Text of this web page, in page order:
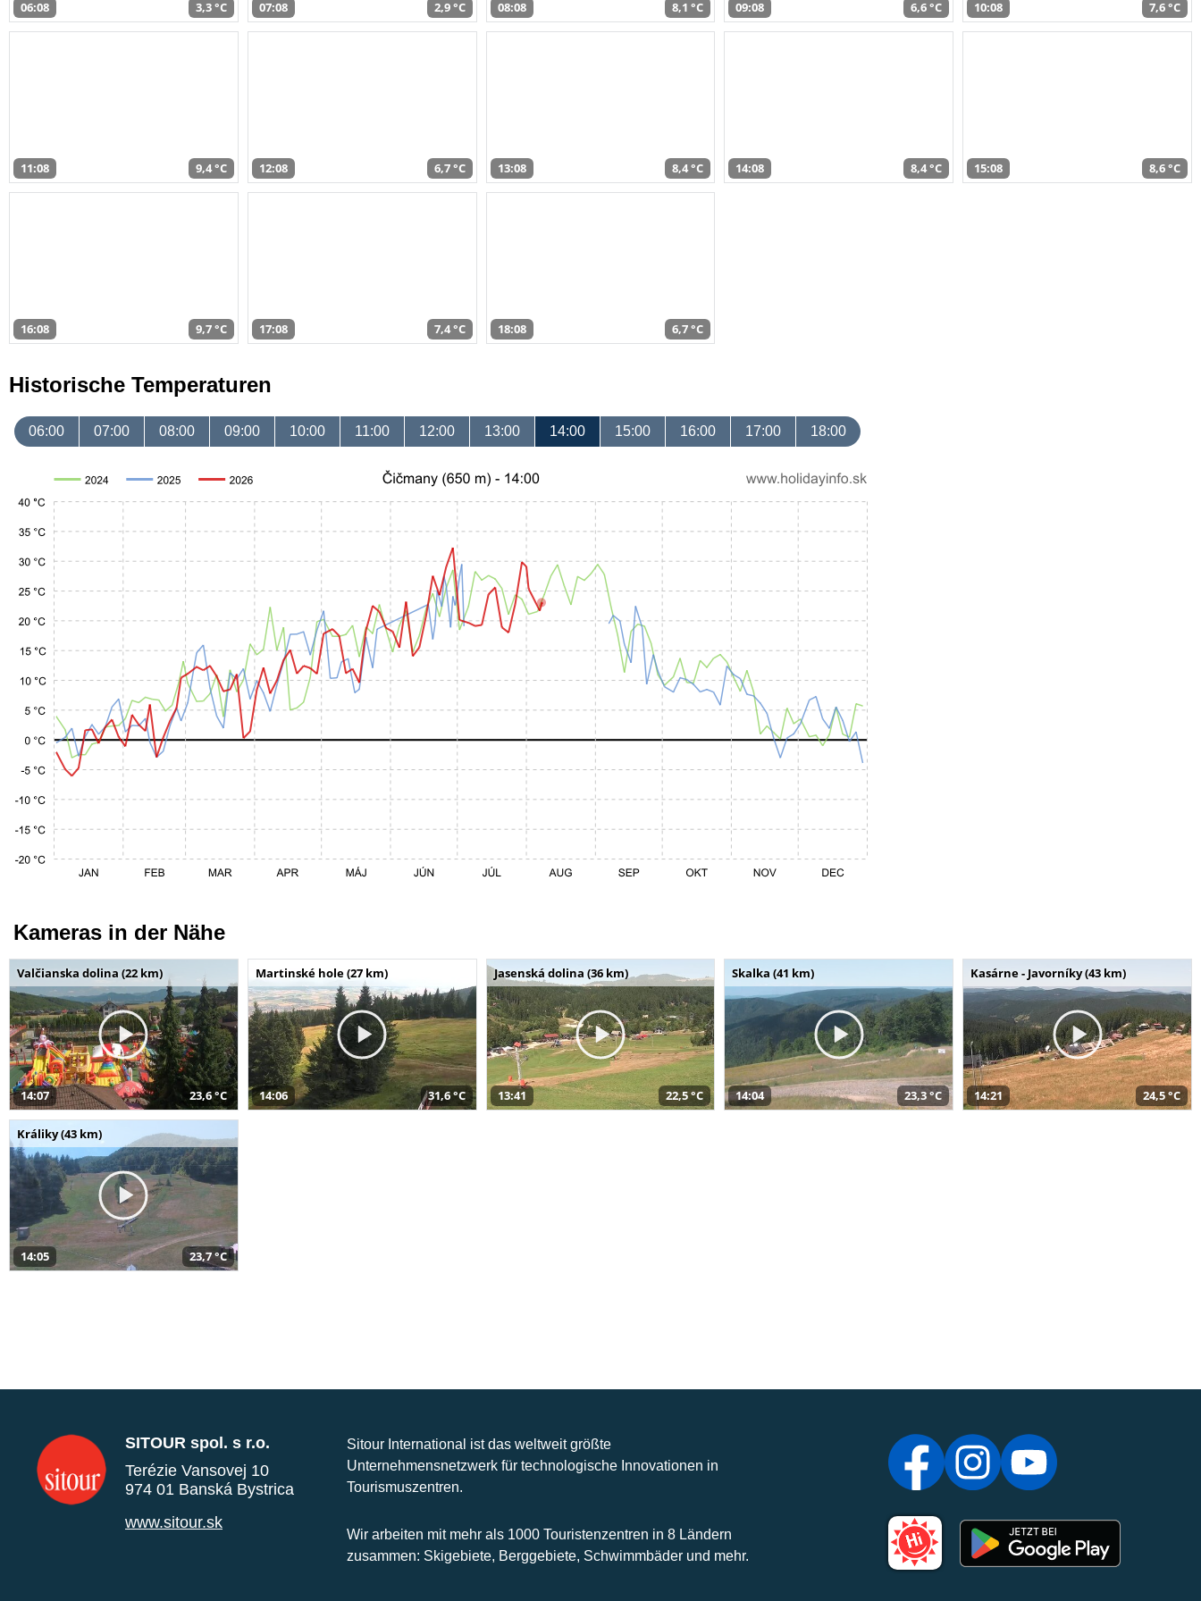
06:08 3,3 °C 07:08 2,9 °C 08:08 8,1 °C 09:08 6,6 °C 10:08 7,6 °C
11:08 9,4 °C 12:08 6,7 °C 13:08 8,4 °C 14:08 8,4 °C 15:08 8,6 °C
16:08 9,7 °C 17:08 7,4 °C 18:08 6,7 °C
Historische Temperaturen
06:00 07:00 08:00 09:00 10:00 11:00 12:00 13:00 14:00 15:00 16:00 17:00 18:00
Kameras in der Nähe
Valčianska dolina (22 km)
14:07 23,6 °C
Martinské hole (27 km)
14:06 31,6 °C
Jasenská dolina (36 km)
13:41 22,5 °C
Skalka (41 km)
14:04 23,3 °C
Kasárne - Javorníky (43 km)
14:21 24,5 °C
Králiky (43 km)
14:05 23,7 °C
SITOUR spol. s r.o.
Terézie Vansovej 10
974 01 Banská Bystrica
www.sitour.sk
Sitour International ist das weltweit größte
Unternehmensnetzwerk für technologische Innovationen in
Tourismuszentren.
Wir arbeiten mit mehr als 1000 Touristenzentren in 8 Ländern
zusammen: Skigebiete, Berggebiete, Schwimmbäder und mehr.